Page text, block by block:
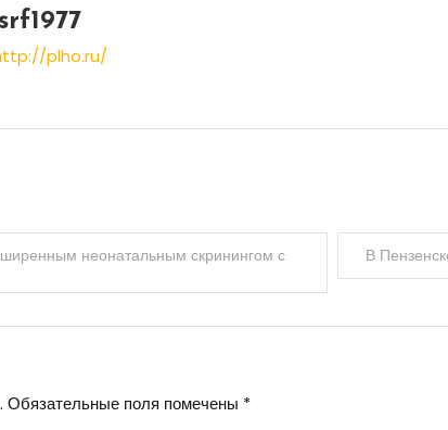
plho.ru/
неонатальным скринингом с В
Обязательные поля помечены *